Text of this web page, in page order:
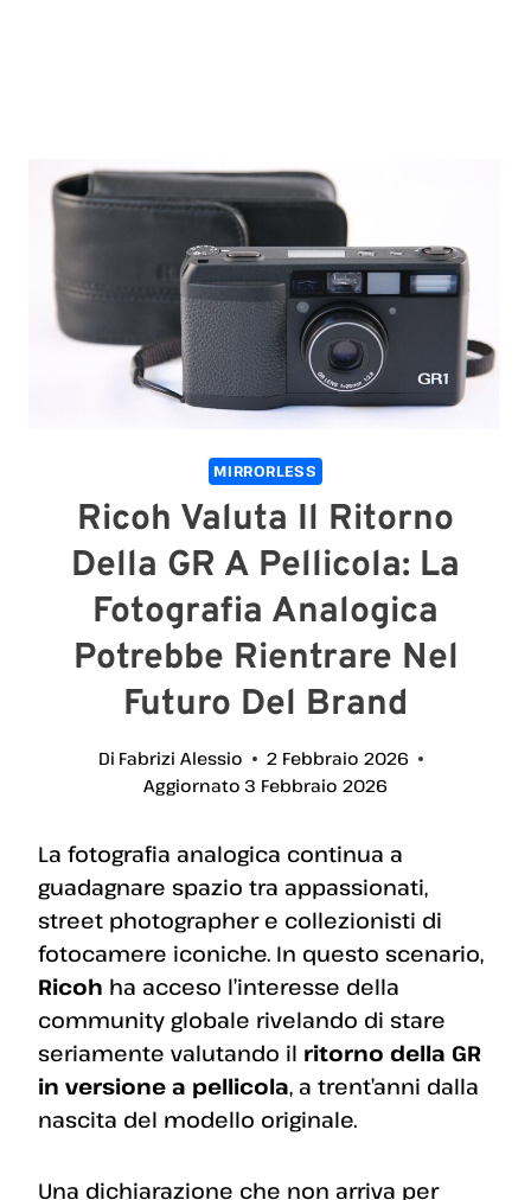
MIRRORLESS
Ricoh Valuta Il Ritorno
Della GR A Pellicola: La
Fotografia Analogica
Potrebbe Rientrare Nel
Futuro Del Brand
Di Fabrizi Alessio
2 Febbraio 2026
Aggiornato 3 Febbraio 2026
La fotografia analogica continua a
guadagnare spazio tra appassionati,
street photographer e collezionisti di
fotocamere iconiche. In questo scenario,
Ricoh ha acceso l’interesse della
community globale rivelando di stare
seriamente valutando il ritorno della GR
in versione a pellicola, a trent’anni dalla
nascita del modello originale.
Una dichiarazione che non arriva per